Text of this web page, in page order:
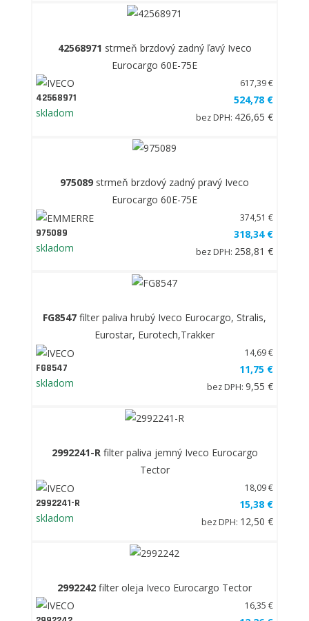
42568971 strmeň brzdový zadný ľavý Iveco
Eurocargo 60E-75E
42568971
skladom
617,39 €
524,78 €
bez DPH: 426,65 €
975089 strmeň brzdový zadný pravý Iveco
Eurocargo 60E-75E
975089
skladom
374,51 €
318,34 €
bez DPH: 258,81 €
FG8547 filter paliva hrubý Iveco Eurocargo, Stralis,
Eurostar, Eurotech,Trakker
FG8547
skladom
14,69 €
11,75 €
bez DPH: 9,55 €
2992241-Rfilter paliva jemný Iveco Eurocargo
Tector
2992241-R
skladom
18,09 €
15,38 €
bez DPH: 12,50 €
2992242 filter oleja Iveco Eurocargo Tector
16,35 €